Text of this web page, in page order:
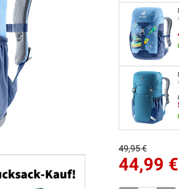
49,95 €
44,99 €